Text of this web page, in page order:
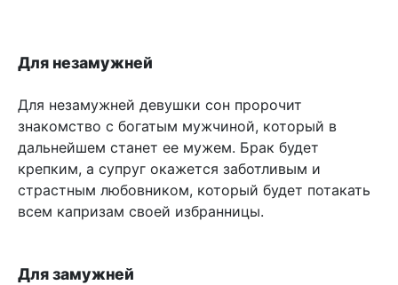
Для незамужней
Для незамужней девушки сон пророчит
знакомство с богатым мужчиной, который в
дальнейшем станет ее мужем. Брак будет
крепким, а супруг окажется заботливым и
страстным любовником, который будет потакать
всем капризам своей избранницы.
Для замужней